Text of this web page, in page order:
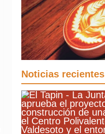
Noticias recientes